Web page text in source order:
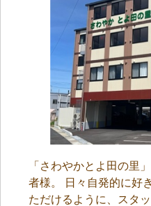
「さわやかとよ田の里
者様。 日々自発的に好
ただけるように、スタ